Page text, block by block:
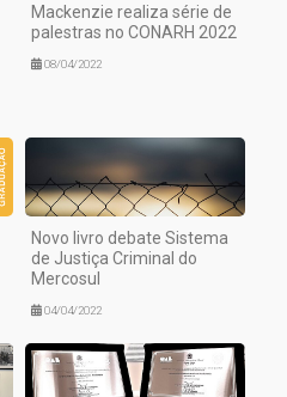
Mackenzie realiza série de
palestras no CONARH 2022
08/04/2022
Novo livro debate Sistema
de Justiça Criminal do
Mercosul
04/04/2022